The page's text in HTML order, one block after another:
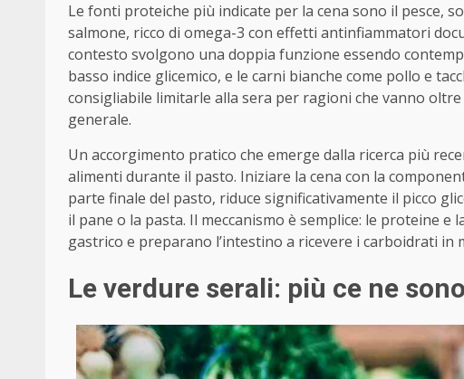
Le fonti proteiche più indicate per la cena sono il pesce,
salmone, ricco di omega-3 con effetti antinfiammatori
contesto svolgono una doppia funzione essendo
basso indice glicemico, e le carni bianche come pollo e
consigliabile limitarle alla sera per ragioni che vanno
generale.
Un accorgimento pratico che emerge dalla ricerca più
alimenti durante il pasto. Iniziare la cena con la
parte finale del pasto, riduce significativamente il picco
il pane o la pasta. Il meccanismo è semplice: le proteine
gastrico e preparano l’intestino a ricevere i carboidrati in
Le verdure serali: più ce ne